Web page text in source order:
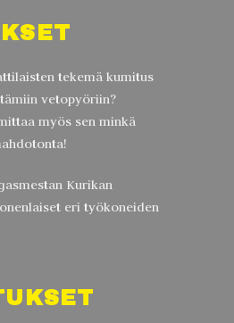
tekemä kumitus
vetopyöriin?
myös sen minkä
Kurikan
eri työkoneiden